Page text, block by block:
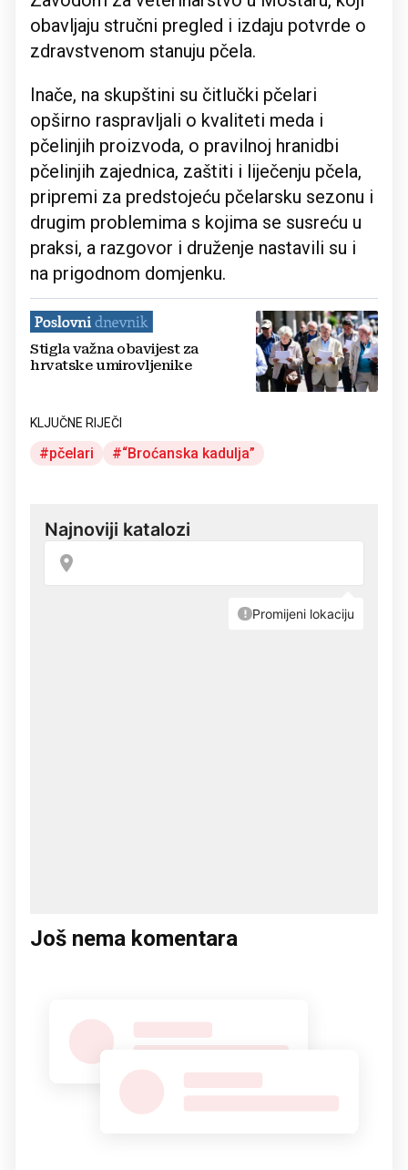
obavljaju stručni pregled i izdaju potvrde o
zdravstvenom stanuju pčela.
Inače, na skupštini su čitlučki pčelari
opširno raspravljali o kvaliteti meda i
pčelinjih proizvoda, o pravilnoj hranidbi
pčelinjih zajednica, zaštiti i liječenju pčela,
pripremi za predstojeću pčelarsku sezonu i
drugim problemima s kojima se susreću u
praksi, a razgovor i druženje nastavili su i
na prigodnom domjenku.
Stigla važna obavijest za
hrvatske umirovljenike
KLJUČNE RIJEČI
pčelari “Broćanska kadulja”
Još nema komentara